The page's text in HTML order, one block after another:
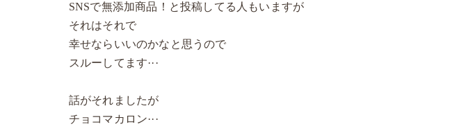
SNSで無添加商品！と投稿してる人もいますが
それはそれで
幸せならいいのかなと思うので
スルーしてます···
話がそれましたが
チョコマカロン···